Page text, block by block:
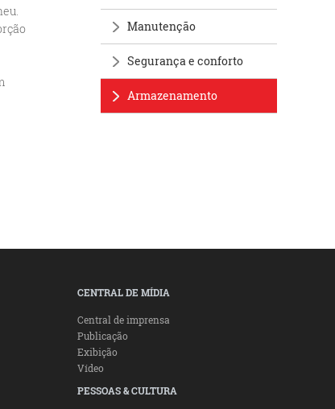
Manutenção
Segurança e conforto
Armazenamento
CENTRAL DE MÍDIA
Central de imprensa
Publicação
Exibição
Vídeo
PESSOAS & CULTURA